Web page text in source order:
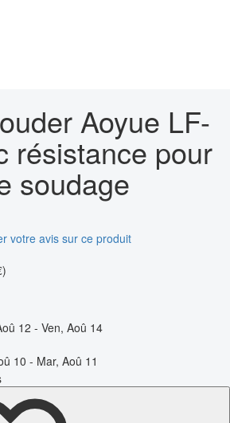
Aoyue LF-
résistance pour
soudage
votre avis sur ce produit
12 - Ven, Aoû 14
10 - Mar, Aoû 11